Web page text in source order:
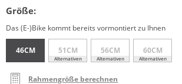
Größe:
Das (E-)Bike kommt bereits vormontiert zu Ihnen
46CM 51CM
Alternativen
56CM
Alternativen
60CM
Alternativen
Rahmengröße berechnen